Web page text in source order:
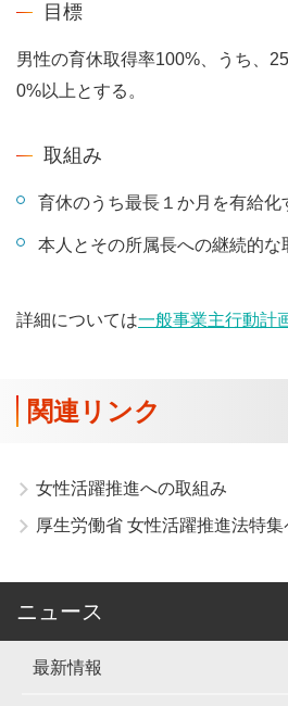
目標
男性の育休取得率100%、うち、
0%以上とする。
取組み
育休のうち最長１か月を有給化
本人とその所属長への継続的な
詳細については一般事業主行動計
関連リンク
女性活躍推進への取組み
厚生労働省 女性活躍推進法特集
ニュース
最新情報